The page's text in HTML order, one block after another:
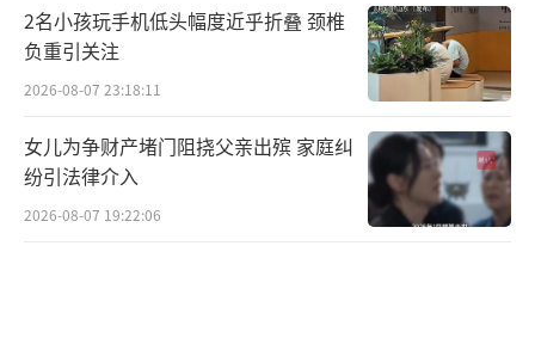
2名小孩玩手机低头幅度近乎折叠 颈椎
负重引关注
2026-08-07 23:18:11
女儿为争财产堵门阻挠父亲出殡 家庭纠
纷引法律介入
2026-08-07 19:22:06